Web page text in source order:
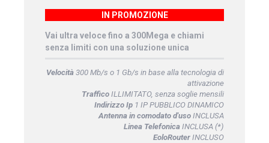
IN PROMOZIONE
Vai ultra veloce fino a 300Mega e chiami
senza limiti con una soluzione unica
Velocità300 Mb/s o 1 Gb/s in base alla tecnologia di
attivazione
TrafficoILLIMITATO, senza soglie mensili
Indirizzo Ip1 IP PUBBLICO DINAMICO
Antenna in comodato d'usoINCLUSA
Linea TelefonicaINCLUSA (*)
EoloRouterINCLUSO